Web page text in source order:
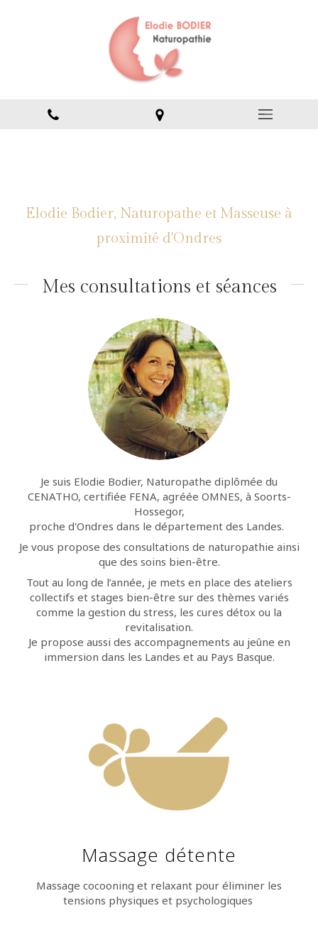
Elodie Bodier, Naturopathe et Masseuse à
proximité d'Ondres
Mes consultations et séances
Je suis Elodie Bodier, Naturopathe diplômée du
CENATHO, certifiée FENA, agréée OMNES, à Soorts-
Hossegor,
proche d'Ondres dans le département des Landes.
Je vous propose des consultations de naturopathie ainsi
que des soins bien-être.
Tout au long de l’année, je mets en place des ateliers
collectifs et stages bien-être sur des thèmes variés
comme la gestion du stress, les cures détox ou la
revitalisation.
Je propose aussi des accompagnements au jeûne en
immersion dans les Landes et au Pays Basque.
Massage détente
Massage cocooning et relaxant pour éliminer les
tensions physiques et psychologiques